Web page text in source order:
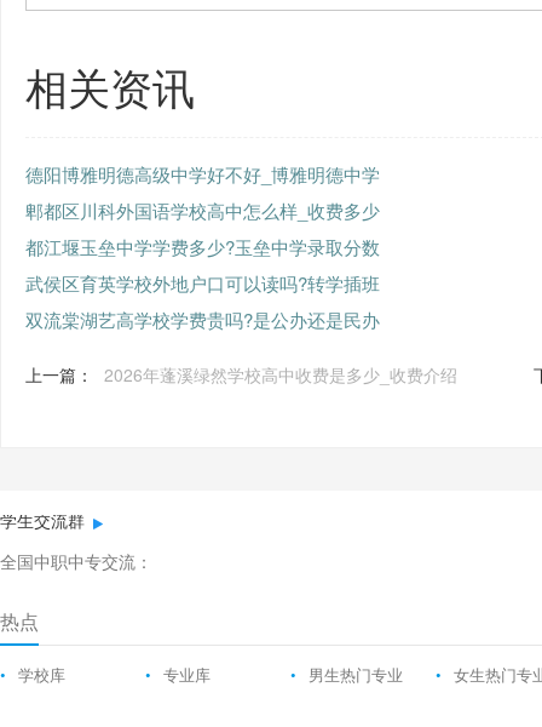
相关资讯
德阳博雅明德高级中学好不好_博雅明德中学
郫都区川科外国语学校高中怎么样_收费多少
都江堰玉垒中学学费多少?玉垒中学录取分数
武侯区育英学校外地户口可以读吗?转学插班
双流棠湖艺高学校学费贵吗?是公办还是民办
上一篇： 2026年蓬溪绿然学校高中收费是多少_收费介绍
学生交流群
全国中职中专交流：
热点
• 学校库 • 专业库 • 男生热门专业 • 女生热门专